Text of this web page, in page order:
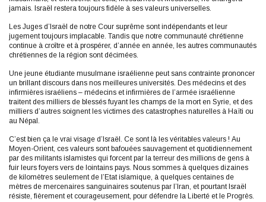
jamais. Israël restera toujours fidèle à ses valeurs universelles.
Les Juges d’Israël de notre Cour suprême sont indépendants et leur
jugement toujours implacable. Tandis que notre communauté chrétienne
continue à croître et à prospérer, d’année en année, les autres communautés
chrétiennes de la région sont décimées.
Une jeune étudiante musulmane israélienne peut sans contrainte prononcer
un brillant discours dans nos meilleures universités. Des médecins et des
infirmières israéliens – médecins et infirmières de l’armée israélienne
traitent des milliers de blessés fuyant les champs de la mort en Syrie, et des
milliers d’autres soignent les victimes des catastrophes naturelles à Haïti ou
au Népal.
C’est bien ça le vrai visage d’Israël. Ce sont là les véritables valeurs ! Au
Moyen-Orient, ces valeurs sont bafouées sauvagement et quotidiennement
par des militants islamistes qui forcent par la terreur des millions de gens à
fuir leurs foyers vers de lointains pays. Nous sommes à quelques dizaines
de kilomètres seulement de l’Etat islamique, à quelques centaines de
mètres de mercenaires sanguinaires soutenus par l’Iran, et pourtant Israël
résiste, fièrement et courageusement, pour défendre la Liberté et le Progrès.